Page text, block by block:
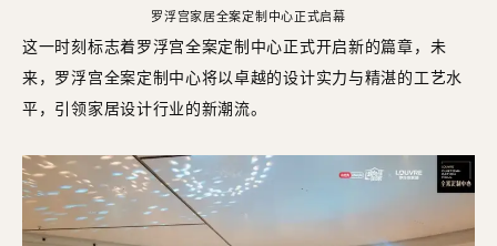
罗浮宫家居全案定制中心正式启幕
这一时刻标志着罗浮宫全案定制中心正式开启新的篇章，未
来，罗浮宫全案定制中心将以卓越的设计实力与精湛的工艺水
平，引领家居设计行业的新潮流。